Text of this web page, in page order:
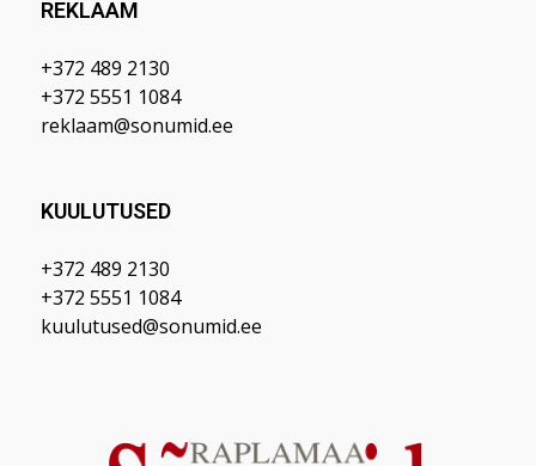
REKLAAM
+372 489 2130
+372 5551 1084
reklaam@sonumid.ee
KUULUTUSED
+372 489 2130
+372 5551 1084
kuulutused@sonumid.ee